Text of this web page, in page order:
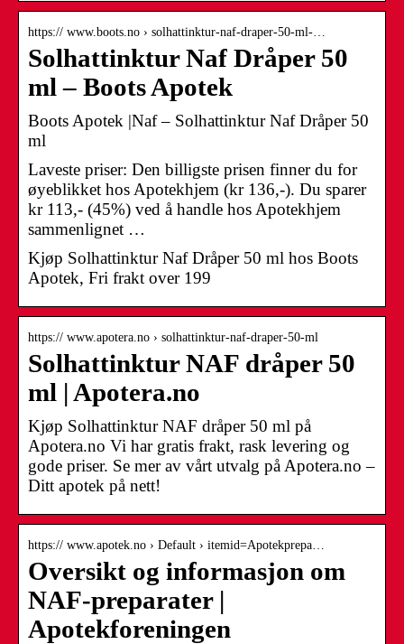
https:// www.boots.no › solhattinktur-naf-draper-50-ml-…
Solhattinktur Naf Dråper 50
ml – Boots Apotek
Boots Apotek |Naf – Solhattinktur Naf Dråper 50
ml
Laveste priser: Den billigste prisen finner du for
øyeblikket hos Apotekhjem (kr 136,-). Du sparer
kr 113,- (45%) ved å handle hos Apotekhjem
sammenlignet …
Kjøp Solhattinktur Naf Dråper 50 ml hos Boots
Apotek, Fri frakt over 199
https:// www.apotera.no › solhattinktur-naf-draper-50-ml
Solhattinktur NAF dråper 50
ml | Apotera.no
Kjøp Solhattinktur NAF dråper 50 ml på
Apotera.no Vi har gratis frakt, rask levering og
gode priser. Se mer av vårt utvalg på Apotera.no –
Ditt apotek på nett!
https:// www.apotek.no › Default › itemid=Apotekprepa…
Oversikt og informasjon om
NAF-preparater |
Apotekforeningen